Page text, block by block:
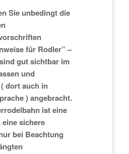
Sie unbedingt die
für Rodler” –
gut sichtbar im
und
dort auch in
) angebracht.
ist eine
sichere
bei Beachtung